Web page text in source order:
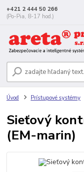
+421 2 444 50 266
(Po-Pia, 8-17 hod.)
Úvod Prístupové systémy
Sieťový
(EM-marin)